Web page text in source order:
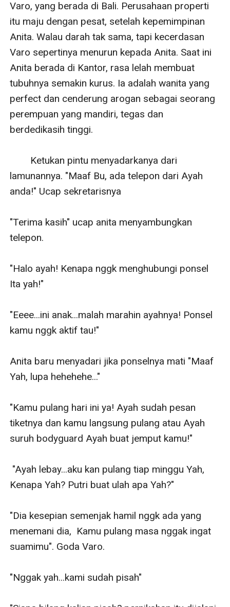
Varo, yang berada di Bali. Perusahaan properti
itu maju dengan pesat, setelah kepemimpinan
Anita. Walau darah tak sama, tapi kecerdasan
Varo sepertinya menurun kepada Anita. Saat ini
Anita berada di Kantor, rasa lelah membuat
tubuhnya semakin kurus. Ia adalah wanita yang
perfect dan cenderung arogan sebagai seorang
perempuan yang mandiri, tegas dan
berdedikasih tinggi.
Ketukan pintu menyadarkanya dari
lamunannya. "Maaf Bu, ada telepon dari Ayah
anda!" Ucap sekretarisnya
"Terima kasih" ucap anita menyambungkan
telepon.
"Halo ayah! Kenapa nggk menghubungi ponsel
Ita yah!"
"Eeee...ini anak...malah marahin ayahnya! Ponsel
kamu nggk aktif tau!"
Anita baru menyadari jika ponselnya mati "Maaf
Yah, lupa hehehehe..."
"Kamu pulang hari ini ya! Ayah sudah pesan
tiketnya dan kamu langsung pulang atau Ayah
suruh bodyguard Ayah buat jemput kamu!"
"Ayah lebay...aku kan pulang tiap minggu Yah,
Kenapa Yah? Putri buat ulah apa Yah?"
"Dia kesepian semenjak hamil nggk ada yang
menemani dia,  Kamu pulang masa nggak ingat
suamimu". Goda Varo.
"Nggak yah...kami sudah pisah"